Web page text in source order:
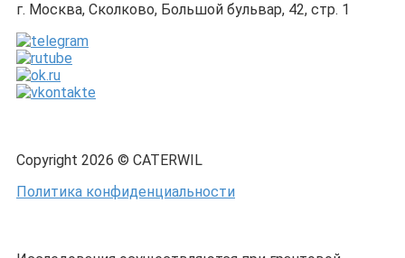
г. Москва, Сколково, Большой бульвар, 42, стр. 1
Copyright 2026 © CATERWIL
Политика конфиденциальности